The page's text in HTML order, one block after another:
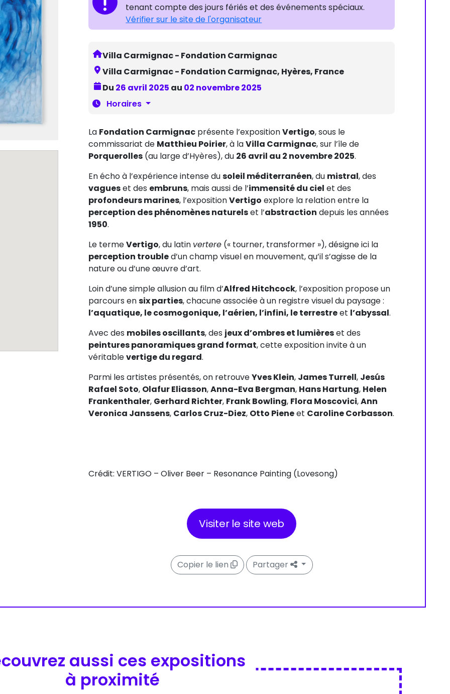
tenant compte des jours fériés et des événements spéciaux.
Vérifier sur le sitede l'organisateur
Villa Carmignac - Fondation Carmignac
Villa Carmignac - Fondation Carmignac, Hyères, France
Du 26 avril 2025 au 02 novembre 2025
Horaires
La Fondation Carmignac présente l’expositionVertigo, sous le
commissariat de Matthieu Poirier, à laVilla Carmignac, sur l’île de
Porquerolles (au large d’Hyères), du 26 avril au 2 novembre 2025.
En écho à l’expérience intense dusoleil méditerranéen, du mistral, des
vagueset des embruns, mais aussi de l’immensité du ciel et des
profondeurs marines, l’expositionVertigo explore la relation entre la
perception des phénomènes naturelset l’abstraction depuis les années
1950.
Le termeVertigo, du latin vertere (« tourner, transformer »), désigne ici la
perception troubled’un champ visuel en mouvement, qu’il s’agisse de la
nature ou d’une œuvre d’art.
Loin d’une simple allusion au film d’Alfred Hitchcock, l’exposition propose un
parcours ensix parties, chacune associée à un registre visuel du paysage :
l’aquatique, le cosmogonique, l’aérien, l’infini, le terrestreet l’abyssal.
Avec des mobiles oscillants, des jeux d’ombres et lumièreset des
peintures panoramiques grand format, cette exposition invite à un
véritablevertige du regard.
Parmi les artistes présentés, on retrouveYves Klein, James Turrell, Jesús
Rafael Soto, Olafur Eliasson,Anna-Eva Bergman, Hans Hartung, Helen
Frankenthaler, Gerhard Richter, Frank Bowling, Flora Moscovici,Ann
Veronica Janssens, Carlos Cruz-Diez, Otto Pieneet Caroline Corbasson.
Crédit: VERTIGO – Oliver Beer – Resonance Painting (Lovesong)
Visiter le site web
Copier le lien Partager
aussi ces expositions
à proximité